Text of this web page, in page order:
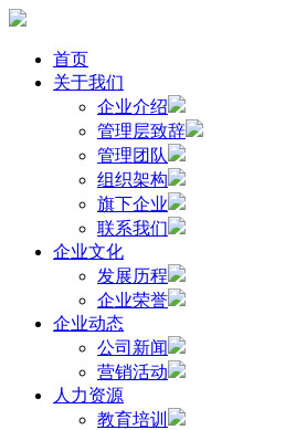
首页
关于我们
企业介绍
管理层致辞
管理团队
组织架构
旗下企业
联系我们
企业文化
发展历程
企业荣誉
企业动态
公司新闻
营销活动
人力资源
教育培训